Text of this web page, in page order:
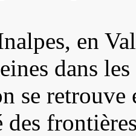
en
dans
se
des